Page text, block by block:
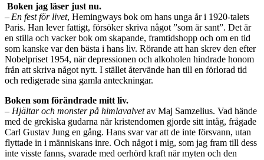
Boken jag läser just nu.
– En fest för livet, Hemingways bok om hans unga år i 1920-talets
Paris. Han lever fattigt, försöker skriva något ”som är sant”. Det är
en stilla och vacker bok om skapande, framtidshopp och om en tid
som kanske var den bästa i hans liv. Rörande att han skrev den efter
Nobelpriset 1954, när depressionen och alkoholen hindrade honom
från att skriva något nytt. I stället återvände han till en förlorad tid
och redigerade sina gamla anteckningar.
Boken som förändrade mitt liv.
– Hjältar och monster på himlavalvetav Maj Samzelius. Vad hände
med de grekiska gudarna när kristendomen gjorde sitt intåg, frågade
Carl Gustav Jung en gång. Hans svar var att de inte försvann, utan
flyttade in i människans inre. Och något i mig, som jag fram till dess
inte visste fanns, svarade med oerhörd kraft när myten och den